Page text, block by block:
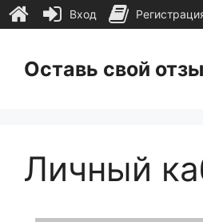
содержимому
Оставь свой
Личный
Вход